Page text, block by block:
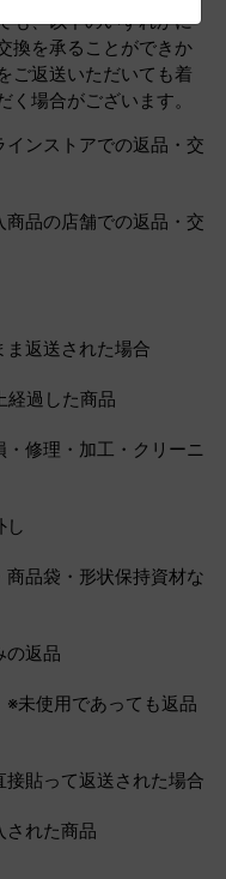
も、以下のいずれかに
換を承ることができか
ご返送いただいても着
場合がございます。
ンストアでの返品・交
品の店舗での返品・交
返送された場合
経過した商品
修理・加工・クリーニ
し
品袋・形状保持資材な
の返品
未使用であっても返品
貼って返送された場合
された商品